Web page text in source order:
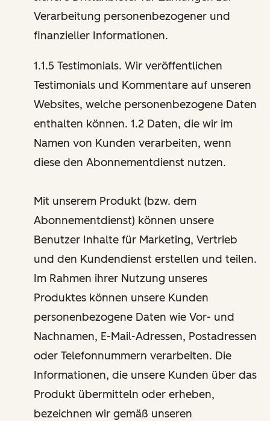
Verarbeitung personenbezogener und
finanzieller Informationen.
1.1.5 Testimonials. Wir veröffentlichen
Testimonials und Kommentare auf unseren
Websites, welche personenbezogene Daten
enthalten können. 1.2 Daten, die wir im
Namen von Kunden verarbeiten, wenn
diese den Abonnementdienst nutzen.
Mit unserem Produkt (bzw. dem
Abonnementdienst) können unsere
Benutzer Inhalte für Marketing, Vertrieb
und den Kundendienst erstellen und teilen.
Im Rahmen ihrer Nutzung unseres
Produktes können unsere Kunden
personenbezogene Daten wie Vor- und
Nachnamen, E-Mail-Adressen, Postadressen
oder Telefonnummern verarbeiten. Die
Informationen, die unsere Kunden über das
Produkt übermitteln oder erheben,
bezeichnen wir gemäß unseren